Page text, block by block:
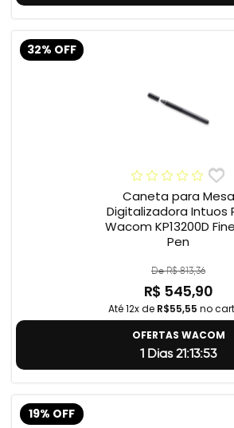
32% OFF
Caneta para Mesa
Digitalizadora Intuos
Wacom KP13200D
Pen
De R$ 813,36
R$ 545,90
Até 12x de R$55,55 no
OFERTAS WACOM
1 Dias 21:13:52
19% OFF